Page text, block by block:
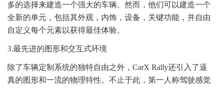
多的选择来建造一个强大的车辆。然而，他们可以建造一个
全新的单元，包括其外观，内饰，设备，关键功能，并自由
自定义每个元素以获得最佳体验。
3.最先进的图形和交互式环境
除了车辆定制系统的独特自由之外，CarX Rally还引入了逼
真的图形和一流的物理特性。不止于此，第一人称驾驶感觉